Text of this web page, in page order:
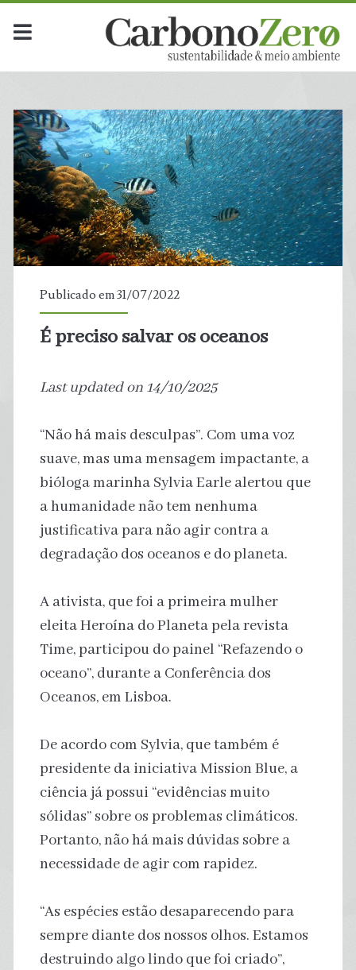
Publicado em 31/07/2022
É preciso salvar os oceanos
Last updated on 14/10/2025
“Não há mais desculpas”. Com uma voz
suave, mas uma mensagem impactante, a
bióloga marinha Sylvia Earle alertou que
a humanidade não tem nenhuma
justificativa para não agir contra a
degradação dos oceanos e do planeta.
A ativista, que foi a primeira mulher
eleita Heroína do Planeta pela revista
Time, participou do painel “Refazendo o
oceano”, durante a Conferência dos
Oceanos, em Lisboa.
De acordo com Sylvia, que também é
presidente da iniciativa Mission Blue, a
ciência já possui “evidências muito
sólidas” sobre os problemas climáticos.
Portanto, não há mais dúvidas sobre a
necessidade de agir com rapidez.
“As espécies estão desaparecendo para
sempre diante dos nossos olhos. Estamos
destruindo algo lindo que foi criado”,